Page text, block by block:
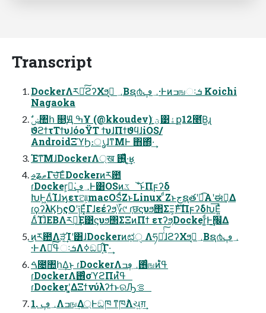
Transcript
DockerΛར༻ͨ͠ϩʔΧϧ؀ ڥ͔Βຊ൪؀ڥ·Ͱͷߏஙઃܭ Koichi
Nagaoka
ϑϩϯτΤϯυɺόοΫΤ ϯυɺΠϯϑϥɺiOS/
AndroidΞϓϦ։ൃɺͳΜͰ ΋΍ͬͯ·͢
Έͳ͞ΜɺDockerΛ্ख ͘࢖͍͑ͯ·͔͢ʁ
ࢄʑޠΓਚ͘͞ΕͨDockerͷར఺
ɾDocker͕ಈ͘؀ڥͰ͸OSͷػೳ͝ͱΠϝʔδ
ԽͰ͖ΔͨΊɺϗετଆ͕macOSͩΖ͏ͱLinux ͩΖ͏ͱجຊతʹಉ͡Α͏ʹಈ࡞͢Δ
ɾϙʔλϏϦςΟʹ༏Ε͓ͯΓɺεέʔϧ͕؆୯ ɾ֤छϛυϧ΢ΣΞ͕ެࣜͰΠϝʔδԽ͞Ε͍ͯ
ΔͨΊɺͦΕΒΛར༻͢Ε͹ϛυϧ΢ΣΞͷΠϯ ετʔϧ͕Docker͚ͩͰ׬݁͢Δ
͜ͷར఺Λੜ͔ͨ͢Ίʹ͸ɺDockerͷಛੑ Λཧղͭͭ͠ɺϩʔΧϧ؀ڥ͔Βຊ൪؀ڥ
·ͰΛߟྀͨ͠ઃܭΛߦ͏ඞཁ͕͋Γ·͢
ࠓ೔঺հ͢Δ͜ͱ ɾDockerΛ࢖ͬͨ؀ڥߏஙͷߟ͑ํ
ɾDockerΛ࢖ͬͨσϓϩΠͷߟ͑ํ
1. ֤؀ڥΛߏங͢Δ্Ͱඞཁ ͳཁ݅Λચ͍ग़͢